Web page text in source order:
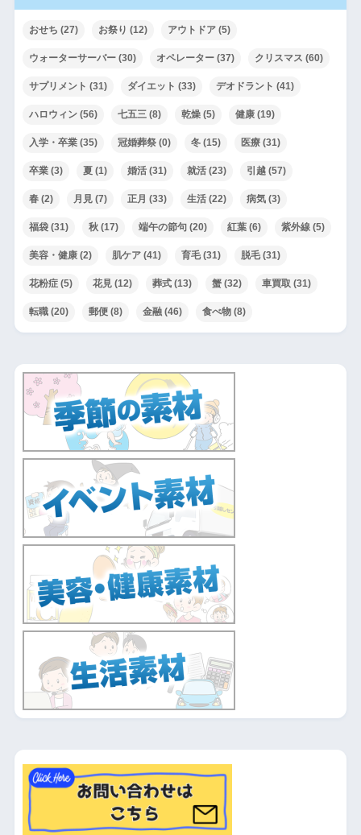
おせち (27) お祭り (12) アウトドア(5)
ウォーターサーバー(30) オペレーター(37) クリスマス (60)
サプリメント (31) ダイエット (33) デオドラント (41)
ハロウィン(56) 七五三(8) 乾燥(5) 健康(19)
入学・卒業(35) 冠婚葬祭(0) 冬(15) 医療(31)
卒業(3) 夏 (1) 婚活(31) 就活(23) 引越(57)
春(2) 月見(7) 正月 (33) 生活(22) 病気(3)
福袋(31) 秋(17) 端午の節句(20) 紅葉(6) 紫外線(5)
美容・健康(2) 肌ケア(41) 育毛(31) 脱毛(31)
花粉症(5) 花見(12) 葬式(13) 蟹(32) 車買取 (31)
転職(20) 郵便(8) 金融(46) 食べ物(8)